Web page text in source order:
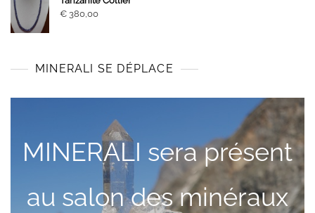
€ 380,00
MINERALI SE DÉPLACE
MINERALI sera présent
au salon des minéraux